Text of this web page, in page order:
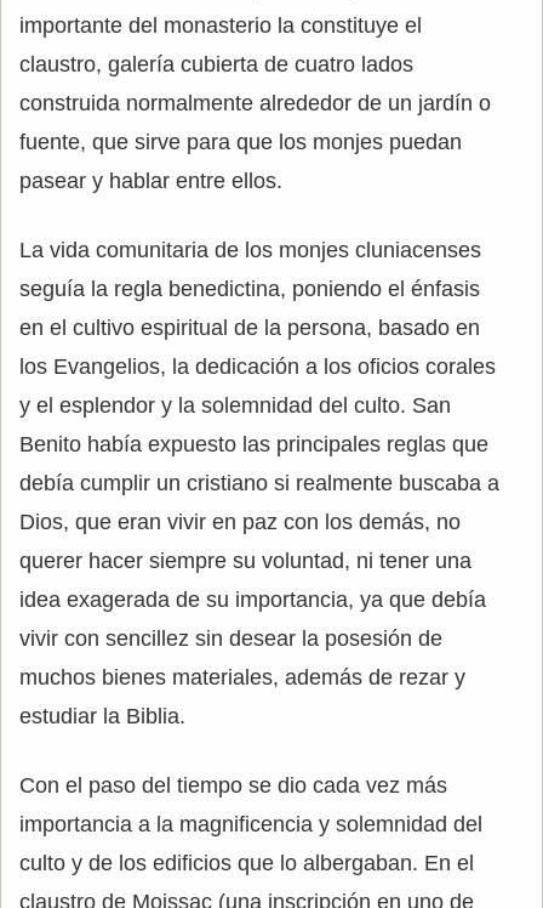
importante del monasterio la constituye el
claustro, galería cubierta de cuatro lados
construida normalmente alrededor de un jardín o
fuente, que sirve para que los monjes puedan
pasear y hablar entre ellos.
La vida comunitaria de los monjes cluniacenses
seguía la regla benedictina, poniendo el énfasis
en el cultivo espiritual de la persona, basado en
los Evangelios, la dedicación a los oficios corales
y el esplendor y la solemnidad del culto. San
Benito había expuesto las principales reglas que
debía cumplir un cristiano si realmente buscaba a
Dios, que eran vivir en paz con los demás, no
querer hacer siempre su voluntad, ni tener una
idea exagerada de su importancia, ya que debía
vivir con sencillez sin desear la posesión de
muchos bienes materiales, además de rezar y
estudiar la Biblia.
Con el paso del tiempo se dio cada vez más
importancia a la magnificencia y solemnidad del
culto y de los edificios que lo albergaban. En el
claustro de Moissac (una inscripción en uno de